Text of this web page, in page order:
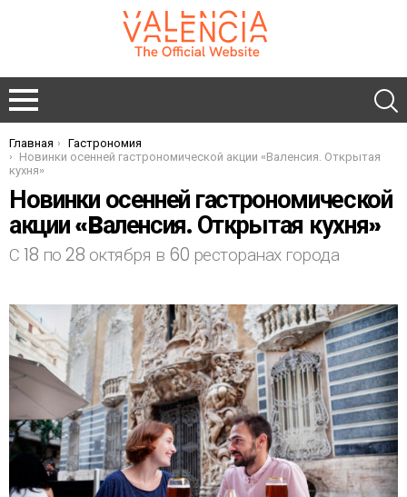
You are here:
Главная Гастрономия
Новинки осенней гастрономической акции «Bаленсия. Открытая
кухня»
Новинки осенней гастрономической
акции «Bаленсия. Открытая кухня»
С 18 по 28 октября в 60 ресторанах города